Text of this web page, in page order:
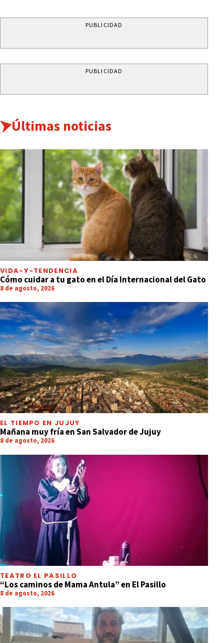
PUBLICIDAD
PUBLICIDAD
Últimas noticias
VIDA-Y-TENDENCIA
Cómo cuidar a tu gato en el Día Internacional del Gato
8 de agosto, 2026
EL TIEMPO EN JUJUY
Mañana muy fría en San Salvador de Jujuy
8 de agosto, 2026
TEATRO EL PASILLO
“Los caminos de Mama Antula” en El Pasillo
8 de agosto, 2026